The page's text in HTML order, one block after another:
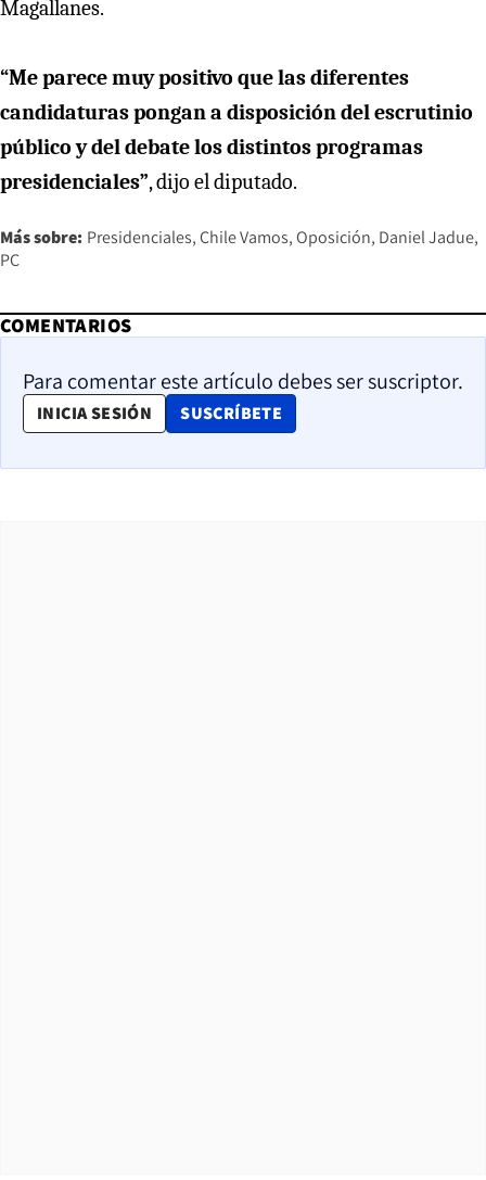
Magallanes.
“Me parece muy positivo que las diferentes
candidaturas pongan a disposición del escrutinio
público y del debate los distintos programas
presidenciales”, dijo el diputado.
Más sobre: Presidenciales Chile Vamos Oposición Daniel Jadue
PC
COMENTARIOS
Para comentar este artículo debes ser suscriptor.
INICIA SESIÓN SUSCRÍBETE
OPENS IN NEW WINDOW